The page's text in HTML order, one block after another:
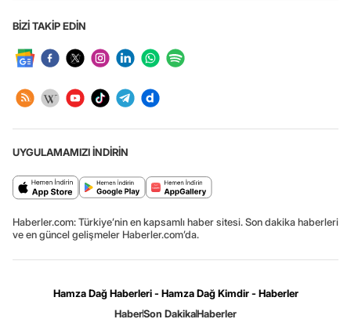
BİZİ TAKİP EDİN
UYGULAMAMIZI İNDİRİN
Haberler.com: Türkiye’nin en kapsamlı haber sitesi. Son dakika haberleri
ve en güncel gelişmeler Haberler.com’da.
Hamza Dağ Haberleri - Hamza Dağ Kimdir - Haberler
HaberSon DakikaHaberler